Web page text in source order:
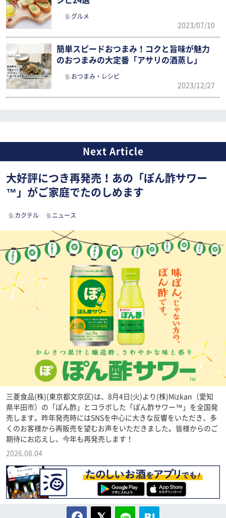
グルメ
2023/07/10
簡単スピードおつまみ！コクと旨味が魅力
のおつまみの大定番「アサリの酒蒸し」
おつまみ・レシピ
2023/12/27
大好評につき再発売！あの「ぽん酢サワー
™」がご家庭でたのしめます
カクテル ニュース
三菱食品(株)(東京都文京区)は、8月4日(火)より(株)Mizkan（愛知
県半田市）の「ぽん酢」とコラボした「ぽん酢サワー™」を全国発
売します。昨年発売時にはSNSを中心に大きな反響をいただき、多
くのお客様から再販売を望むお声をいただきました。皆様からのご
期待にお応えし、今年も再発売します！
2026.08.04